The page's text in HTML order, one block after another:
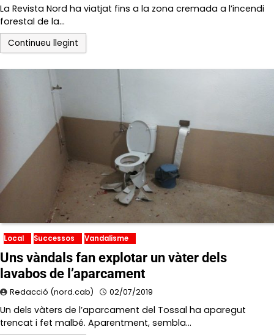
La Revista Nord ha viatjat fins a la zona cremada a l’incendi
forestal de la…
Continueu llegint
Local Successos Vandalisme
Uns vàndals fan explotar un vàter dels
lavabos de l’aparcament
Redacció (nord.cab) 02/07/2019
Un dels vàters de l’aparcament del Tossal ha aparegut
trencat i fet malbé. Aparentment, sembla…